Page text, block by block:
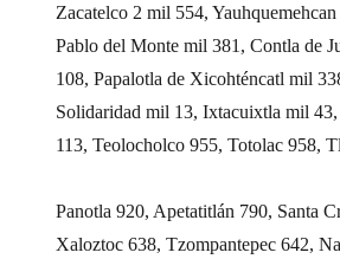
Zacatelco 2 mil 554,
Pablo del Monte mil 381, Contla de
108, Papalotla de Xicohténcatl mil
Solidaridad mil 13, Ixtacuixtla mil
113, Teolocholco 955, Totolac 958,
Panotla 920, Apetatitlán 790, Santa
Xaloztoc 638, Tzompantepec 642,